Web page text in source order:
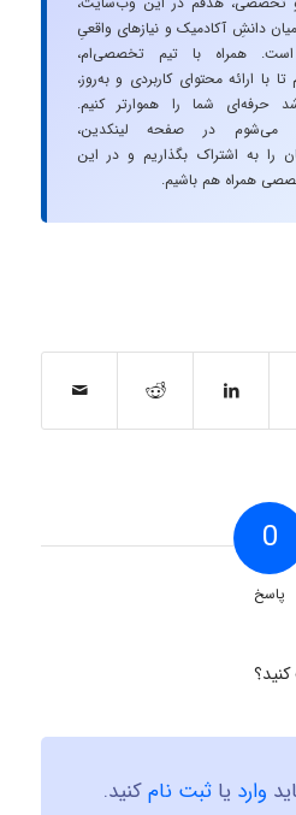
دانشِ آکادمیک و نیازهای واقعیِ
همراه با تیم تخصصی‌ام،
با ارائه محتوای کاربردی و به‌روز،
حرفه‌ای شما را هموارتر کنیم.
می‌شوم در صفحه لینکدین،
را به اشتراک بگذاریم و در این
همراه هم باشیم.
0
پاسخ
وارد یا ثبت نامکنید.